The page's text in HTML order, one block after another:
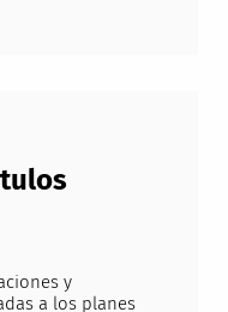
y
a los planes